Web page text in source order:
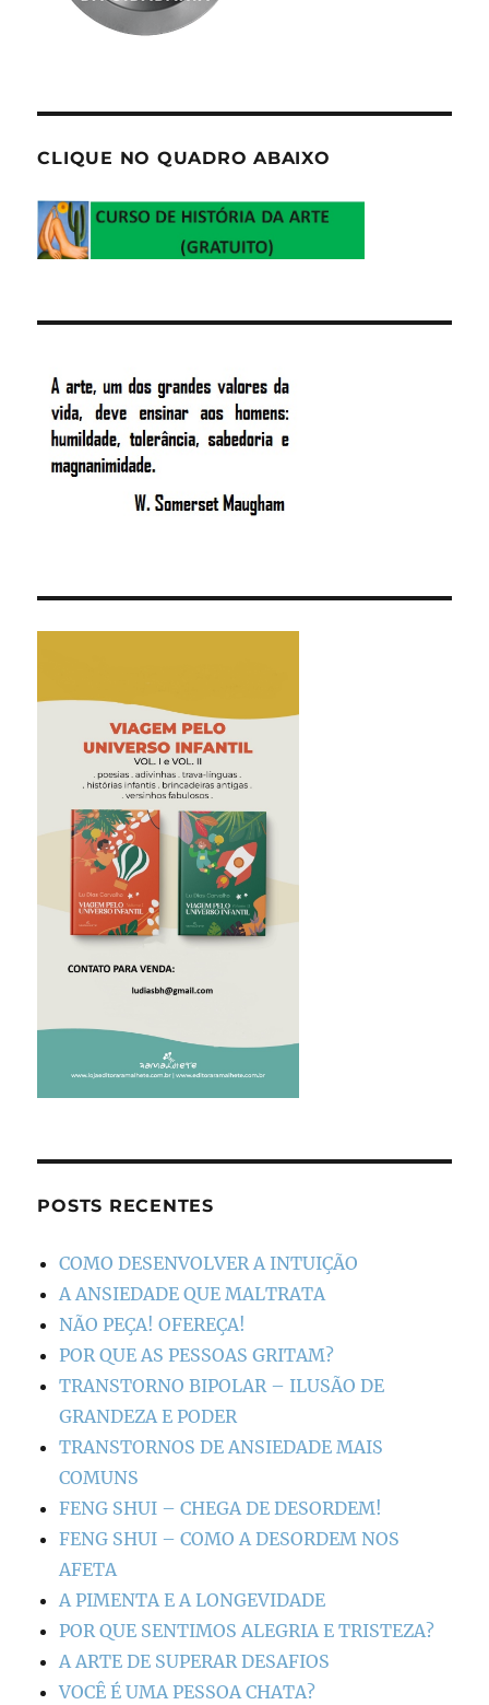
CLIQUE NO QUADRO ABAIXO
POSTS RECENTES
COMO DESENVOLVER A INTUIÇÃO
A ANSIEDADE QUE MALTRATA
NÃO PEÇA! OFEREÇA!
POR QUE AS PESSOAS GRITAM?
TRANSTORNO BIPOLAR – ILUSÃO DE
GRANDEZA E PODER
TRANSTORNOS DE ANSIEDADE MAIS
COMUNS
FENG SHUI – CHEGA DE DESORDEM!
FENG SHUI – COMO A DESORDEM NOS
AFETA
A PIMENTA E A LONGEVIDADE
POR QUE SENTIMOS ALEGRIA E TRISTEZA?
A ARTE DE SUPERAR DESAFIOS
VOCÊ É UMA PESSOA CHATA?